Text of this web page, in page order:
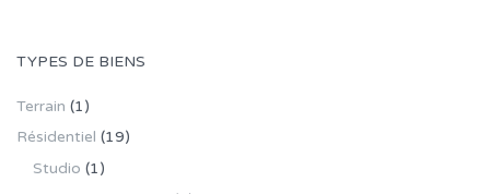
TYPES DE BIENS
Terrain (1)
Résidentiel (19)
Studio (1)